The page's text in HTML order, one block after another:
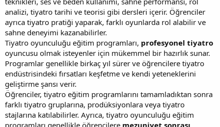
analizi, tiyatro tarihi ve teorisi gibi dersleri içerir. Öğrenciler
ayrıca tiyatro pratiği yaparak, farklı oyunlarda rol alabilir ve
sahne deneyimi kazanabilirler.
Tiyatro oyunculuğu eğitim programları, profesyonel tiyatro
oyuncusu olmak isteyenler için mükemmel bir hazırlık sunar.
Programlar genellikle birkaç yıl sürer ve öğrencilere tiyatro
endüstrisindeki fırsatları keşfetme ve kendi yeteneklerini
geliştirme şansı verir.
Öğrenciler, tiyatro eğitim programlarını tamamladıktan sonra
farklı tiyatro gruplarına, prodüksiyonlara veya tiyatro
stajlarına katılabilirler. Ayrıca, tiyatro oyunculuğu eğitim
programları genellikle öğrencilere mezuniyet sonrası